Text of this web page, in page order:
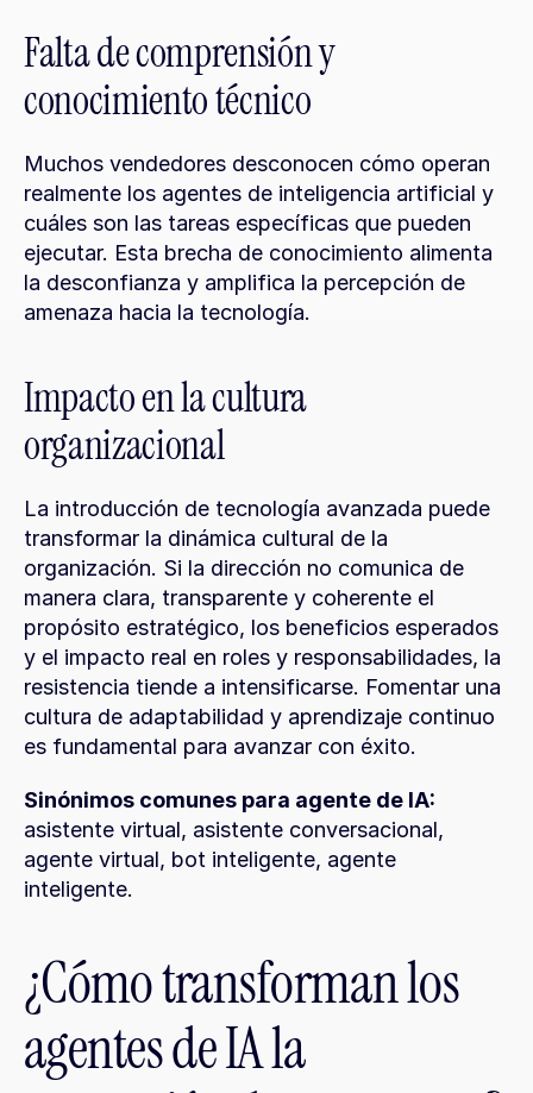
Falta de comprensión y
conocimiento técnico
Muchos vendedores desconocen cómo operan
realmente los agentes de inteligencia artificial y
cuáles son las tareas específicas que pueden
ejecutar. Esta brecha de conocimiento alimenta
la desconfianza y amplifica la percepción de
amenaza hacia la tecnología.
Impacto en la cultura
organizacional
La introducción de tecnología avanzada puede
transformar la dinámica cultural de la
organización. Si la dirección no comunica de
manera clara, transparente y coherente el
propósito estratégico, los beneficios esperados
y el impacto real en roles y responsabilidades, la
resistencia tiende a intensificarse. Fomentar una
cultura de adaptabilidad y aprendizaje continuo
es fundamental para avanzar con éxito.
Sinónimos comunes para agente de IA:
asistente virtual, asistente conversacional,
agente virtual, bot inteligente, agente
inteligente.
¿Cómo transforman los
agentes de IA la